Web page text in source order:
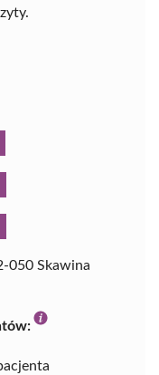
050 Skawina